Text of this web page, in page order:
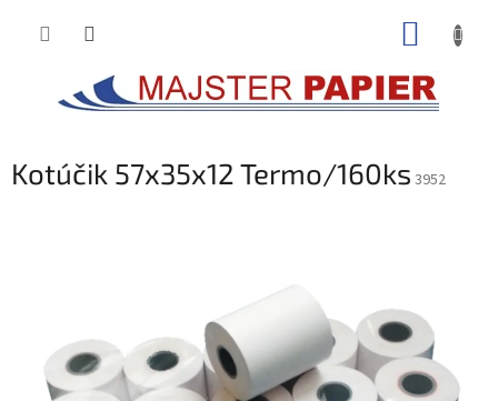
Kotúčik 57x35x12 Termo/160ks 3952